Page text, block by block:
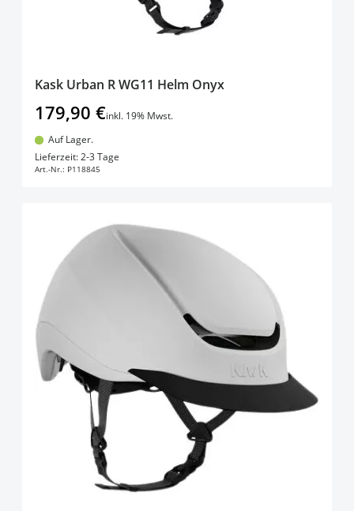
Kask Urban R WG11 Helm Onyx
179,90 €inkl. 19% Mwst.
Auf Lager.
Lieferzeit: 2-3 Tage
Art.-Nr.: P118845